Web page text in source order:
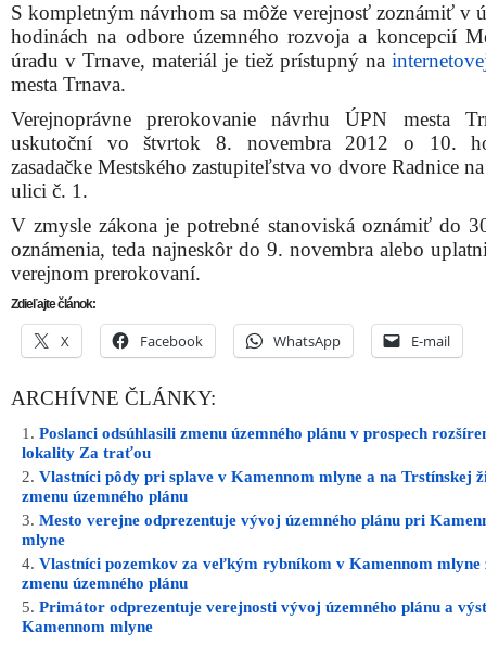
S kompletným návrhom sa môže verejnosť zoznámiť v
hodinách na odbore územného rozvoja a koncepcií
úradu v Trnave, materiál je tiež prístupný na
mesta Trnava.
Verejnoprávne prerokovanie návrhu ÚPN mesta
uskutoční vo štvrtok 8. novembra 2012 o 10.
zasadačke Mestského zastupiteľstva vo dvore Radnice
ulici č. 1.
V zmysle zákona je potrebné stanoviská oznámiť do
oznámenia, teda najneskôr do 9. novembra alebo
verejnom prerokovaní.
Zdieľajte článok:
X Facebook WhatsApp E-mail
ARCHÍVNE ČLÁNKY:
Poslanci odsúhlasili zmenu územného plánu v prospech
lokality Za traťou
Vlastníci pôdy pri splave v Kamennom mlyne a na Trstínskej
zmenu územného plánu
Mesto verejne odprezentuje vývoj územného plánu pri
mlyne
Vlastníci pozemkov za veľkým rybníkom v Kamennom mlyne
zmenu územného plánu
Primátor odprezentuje verejnosti vývoj územného plánu a
Kamennom mlyne